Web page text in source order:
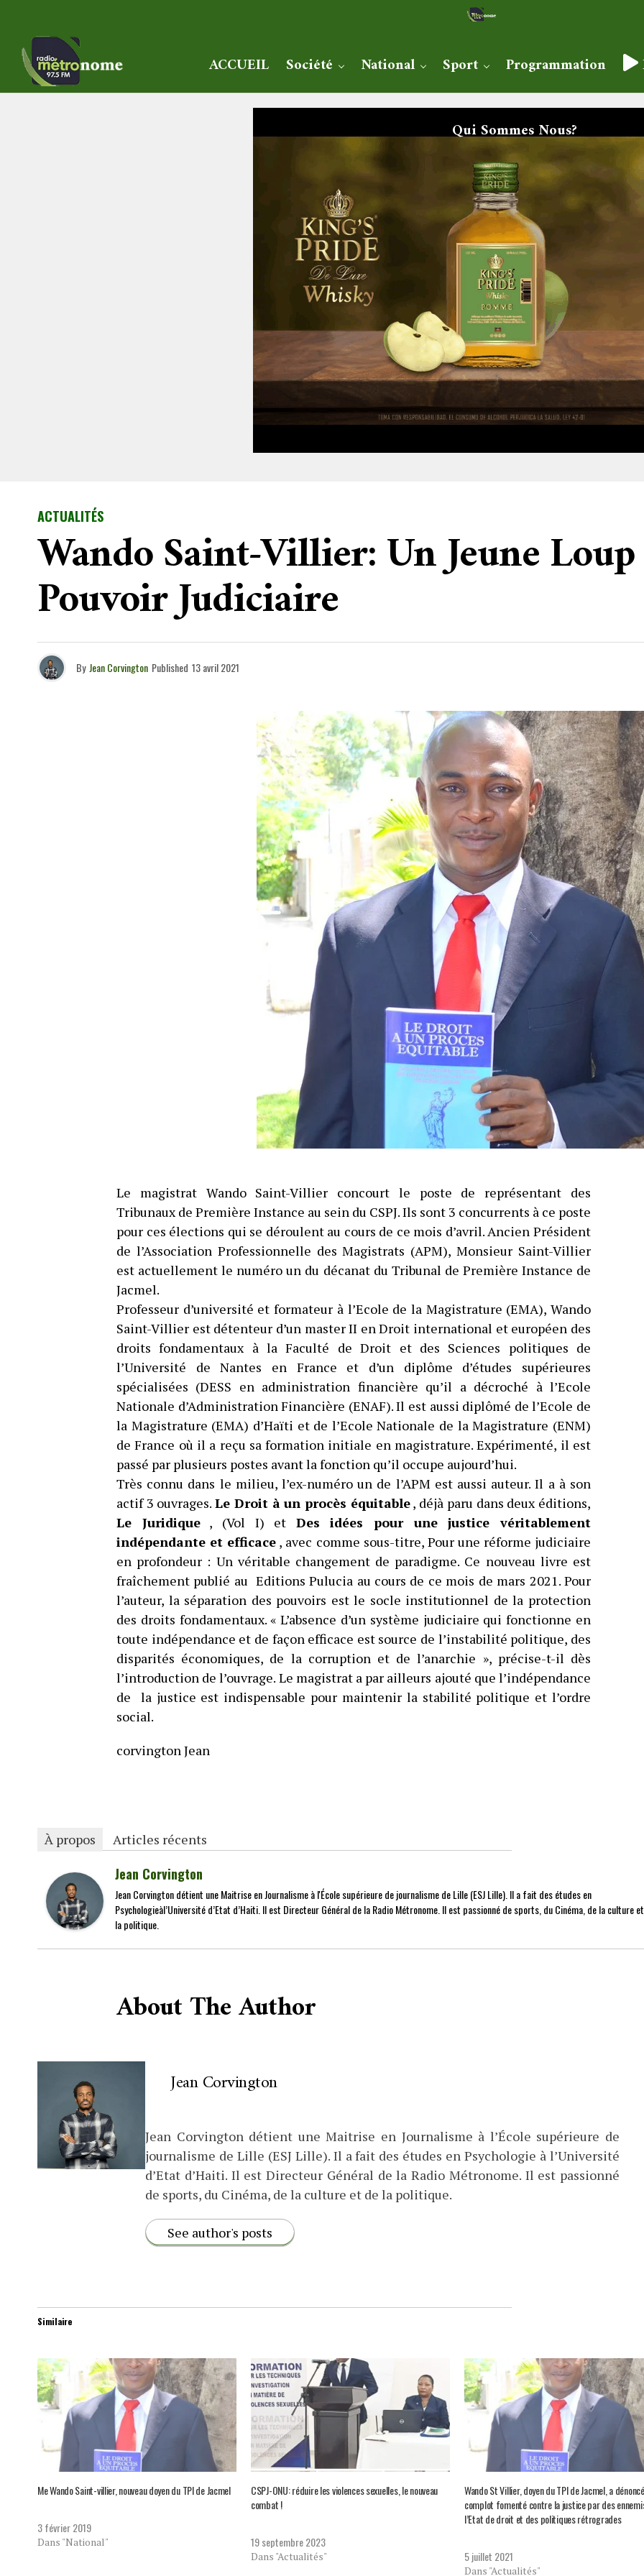
ACCUEIL Société National Sport Programmation
Qui Sommes Nous?
ACTUALITÉS
Wando Saint-Villier: Un Jeune Loup
Pouvoir Judiciaire
By Jean Corvington Published 13 avril 2021
Le magistrat Wando Saint-Villier concourt le poste de représentant des
Tribunaux de Première Instance au sein du CSPJ. Ils sont 3 concurrents à ce poste
pour ces élections qui se déroulent au cours de ce mois d’avril. Ancien Président
de l’Association Professionnelle des Magistrats (APM), Monsieur Saint-Villier
est actuellement le numéro un du décanat du Tribunal de Première Instance de
Jacmel.
Professeur d’université et formateur à l’Ecole de la Magistrature (EMA), Wando
Saint-Villier est détenteur d’un master II en Droit international et européen des
droits fondamentaux à la Faculté de Droit et des Sciences politiques de
l’Université de Nantes en France et d’un diplôme d’études supérieures
spécialisées (DESS en administration financière qu’il a décroché à l’Ecole
Nationale d’Administration Financière (ENAF). Il est aussi diplômé de l’Ecole de
la Magistrature (EMA) d’Haïti et de l’Ecole Nationale de la Magistrature (ENM)
de France où il a reçu sa formation initiale en magistrature. Expérimenté, il est
passé par plusieurs postes avant la fonction qu’il occupe aujourd’hui.
Très connu dans le milieu, l’ex-numéro un de l’APM est aussi auteur. Il a à son
actif 3 ouvrages.Le Droit à un procès équitable, déjà paru dans deux éditions,
Le Juridique, (Vol I) et Des idées pour une justice véritablement
indépendante et efficace , avec comme sous-titre, Pour une réforme judiciaire
en profondeur : Un véritable changement de paradigme. Ce nouveau livre est
fraîchement publié au Editions Pulucia au cours de ce mois de mars 2021. Pour
l’auteur, la séparation des pouvoirs est le socle institutionnel de la protection
des droits fondamentaux. « L’absence d’un système judiciaire qui fonctionne en
toute indépendance et de façon efficace est source de l’instabilité politique, des
disparités économiques, de la corruption et de l’anarchie », précise-t-il dès
l’introduction de l’ouvrage. Le magistrat a par ailleurs ajouté que l’indépendance
de la justice est indispensable pour maintenir la stabilité politique et l’ordre
social.
corvington Jean
À propos Articles récents
Jean Corvington
Jean Corvington détient une Maitrise en Journalisme à l'École supérieure de journalisme de Lille (ESJ Lille). Il a fait des études en
Psychologieàl’Université d’Etat d’Haiti. Il est Directeur Général de la Radio Métronome. Il est passionné de sports, du Cinéma, de la culture
la politique.
About The Author
Jean Corvington
Jean Corvington détient une Maitrise en Journalisme à l’École supérieure de
journalisme de Lille (ESJ Lille). Il a fait des études en Psychologie à l’Université
d’Etat d’Haiti. Il est Directeur Général de la Radio Métronome. Il est passionné
de sports, du Cinéma, de la culture et de la politique.
See author's posts
Similaire
Me Wando Saint-villier, nouveau doyen du TPI de Jacmel
3 février 2019
Dans "National"
CSPJ-ONU: réduire les violences sexuelles, le nouveau
combat !
19 septembre 2023
Dans "Actualités"
Wando St Villier, doyen du TPI de Jacmel, a
complot fomenté contre la justice par des
l’Etat de droit et des politiques rétrogrades
5 juillet 2021
Dans "Actualités"